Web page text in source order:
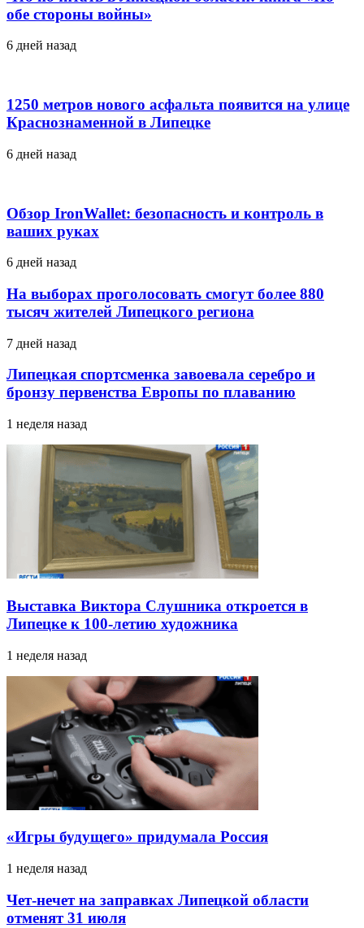
обе стороны войны»
6 дней назад
1250 метров нового асфальта появится на улице
Краснознаменной в Липецке
6 дней назад
Обзор IronWallet: безопасность и контроль в
ваших руках
6 дней назад
На выборах проголосовать смогут более 880
тысяч жителей Липецкого региона
7 дней назад
Липецкая спортсменка завоевала серебро и
бронзу первенства Европы по плаванию
1 неделя назад
Выставка Виктора Слушника откроется в
Липецке к 100-летию художника
1 неделя назад
«Игры будущего» придумала Россия
1 неделя назад
Чет-нечет на заправках Липецкой области
отменят 31 июля